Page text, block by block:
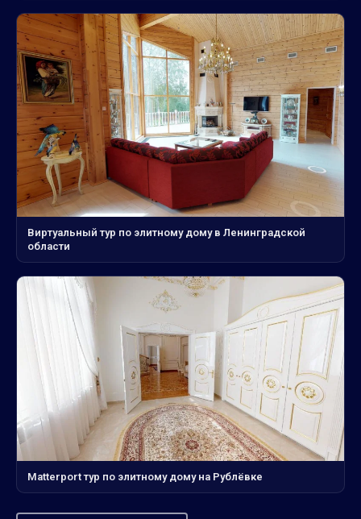
Виртуальный тур по элитному дому в Ленинградской
области
Matterport тур по элитному дому на Рублёвке